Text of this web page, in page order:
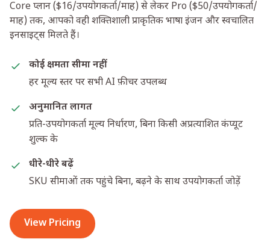
Core प्लान ($16/उपयोगकर्ता/माह) से लेकर Pro ($50/उपयोगकर्ता/
माह) तक, आपको वही शक्तिशाली प्राकृतिक भाषा इंजन और स्वचालित
इनसाइट्स मिलते हैं।
कोई क्षमता सीमा नहीं
हर मूल्य स्तर पर सभी AI फ़ीचर उपलब्ध
अनुमानित लागत
प्रति-उपयोगकर्ता मूल्य निर्धारण, बिना किसी अप्रत्याशित कंप्यूट
शुल्क के
धीरे-धीरे बढ़ें
SKU सीमाओं तक पहुंचे बिना, बढ़ने के साथ उपयोगकर्ता जोड़ें
View Pricing